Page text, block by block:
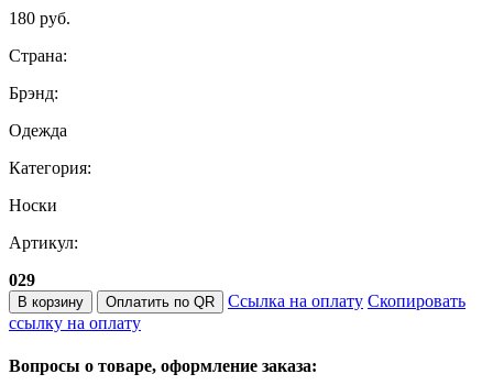
180 руб.
Страна:
Брэнд:
Одежда
Категория:
Носки
Артикул:
029
В корзину Оплатить по QR Ссылка на оплату Скопировать
ссылку на оплату
Вопросы о товаре, оформление заказа: